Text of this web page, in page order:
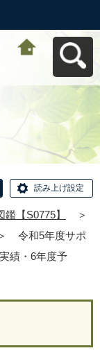
読み上げ設定
【S0775】
＞
令和5年度サポ
績・6年度予